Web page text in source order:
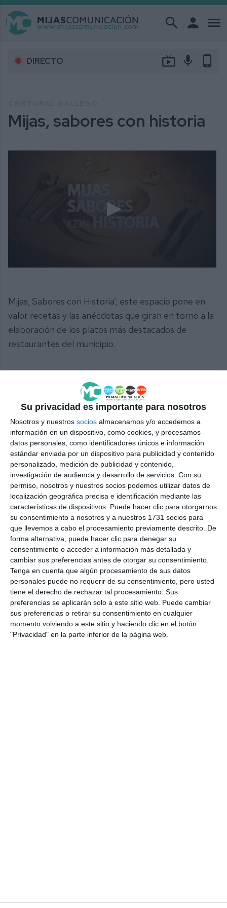
Su privacidad es importante para nosotros
Nosotros y nuestros socios almacenamos y/o accedemos a
información en un dispositivo, como cookies, y procesamos
datos personales, como identificadores únicos e información
estándar enviada por un dispositivo para publicidad y contenido
personalizado, medición de publicidad y contenido,
investigación de audiencia y desarrollo de servicios. Con su
permiso, nosotros y nuestros socios podemos utilizar datos de
localización geográfica precisa e identificación mediante las
características de dispositivos. Puede hacer clic para otorgarnos
su consentimiento a nosotros y a nuestros 1731 socios para
que llevemos a cabo el procesamiento previamente descrito. De
forma alternativa, puede hacer clic para denegar su
consentimiento o acceder a información más detallada y
cambiar sus preferencias antes de otorgar su consentimiento.
Tenga en cuenta que algún procesamiento de sus datos
personales puede no requerir de su consentimiento, pero usted
tiene el derecho de rechazar tal procesamiento. Sus
preferencias se aplicarán solo a este sitio web. Puede cambiar
sus preferencias o retirar su consentimiento en cualquier
momento volviendo a este sitio y haciendo clic en el botón
"Privacidad" en la parte inferior de la página web.
search person menu
DIRECTO live_tv mic phone_android
Mijas, sabores con historia
minutes,
seconds
Mijas, Sabores con Historia’, este espacio pone en
valor recetas y las anécdotas que giran en torno a la
elaboración de los platos más destacados de
restaurantes del municipio.
Pulse aquí para descargar este programa:
DESCARGAR
Comparte este programa desde el siguiente enlace:
https://mijascom.com/?t=73
ShareFacebook
TwitterLinkedInMeneameWhatsApp
Message
EmailPrint
19. Panorama Beach
live_tv Temporada 2025
live_tv Temporada 2024